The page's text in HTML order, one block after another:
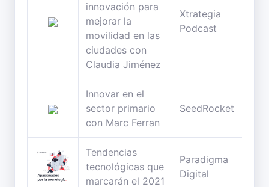
innovación para
mejorar la
movilidad en las
ciudades con
Claudia Jiménez
Xtrategia
Podcast
Innovar en el
sector primario
con Marc Ferran
SeedRocket
Tendencias
tecnológicas que
marcarán el 2021
Paradigma
Digital